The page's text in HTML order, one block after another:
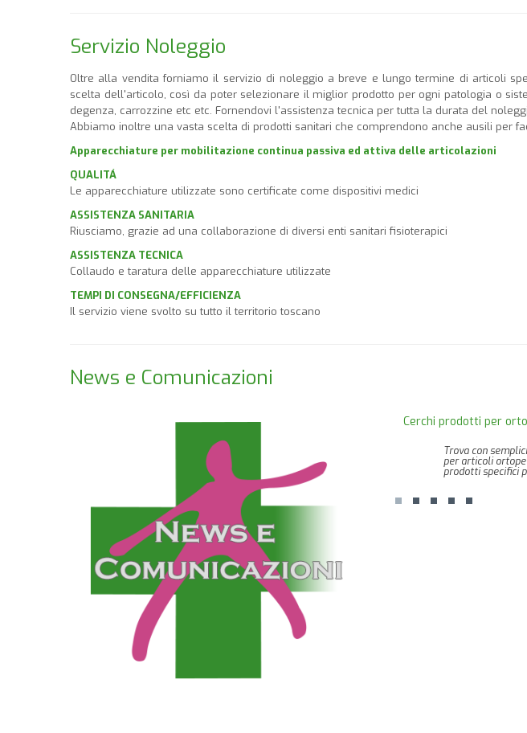
Servizio Noleggio
Oltre alla vendita forniamo il servizio di noleggio a breve e lungo termine di articoli
scelta dell'articolo, così da poter selezionare il miglior prodotto per ogni patologia o
degenza, carrozzine etc etc. Fornendovi l'assistenza tecnica per tutta la durata del
Abbiamo inoltre una vasta scelta di prodotti sanitari che comprendono anche ausili per
Apparecchiature per mobilitazione continua passiva ed attiva delle articolazioni
QUALITÁ
Le apparecchiature utilizzate sono certificate come dispositivi medici
ASSISTENZA SANITARIA
Riusciamo, grazie ad una collaborazione di diversi enti sanitari fisioterapici
ASSISTENZA TECNICA
Collaudo e taratura delle apparecchiature utilizzate
TEMPI DI CONSEGNA/EFFICIENZA
Il servizio viene svolto su tutto il territorio toscano
News e Comunicazioni
Cerchi prodotti per
Trova con
per articoli
prodotti specifici